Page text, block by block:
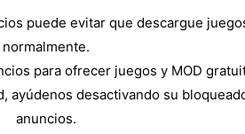
puede evitar que descargue
normalmente.
para ofrecer juegos y MOD
ayúdenos desactivando su
anuncios.